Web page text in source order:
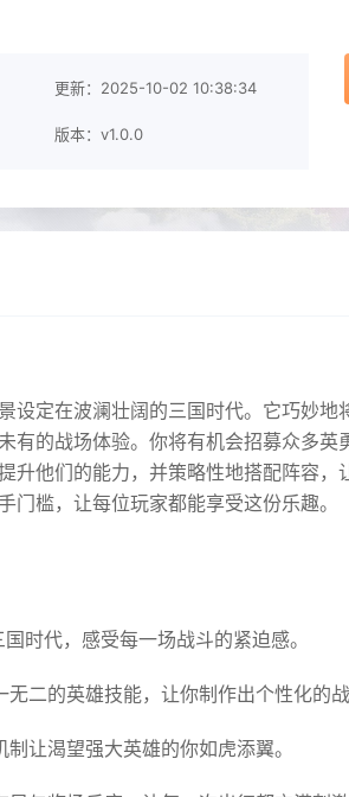
更新：2025-10-02 10:38:34
版本：v1.0.0
设定在波澜壮阔的三国时代。它巧妙地
有的战场体验。你将有机会招募众多英
升他们的能力，并策略性地搭配阵容，
槛，让每位玩家都能享受这份乐趣。
时代，感受每一场战斗的紧迫感。
二的英雄技能，让你制作出个性化的战
让渴望强大英雄的你如虎添翼。